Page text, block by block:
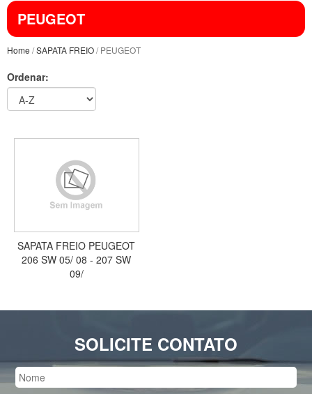
PEUGEOT
Home /SAPATA FREIO/ PEUGEOT
Ordenar:
SAPATA FREIO PEUGEOT
206 SW 05/ 08 - 207 SW
09/
SOLICITE CONTATO